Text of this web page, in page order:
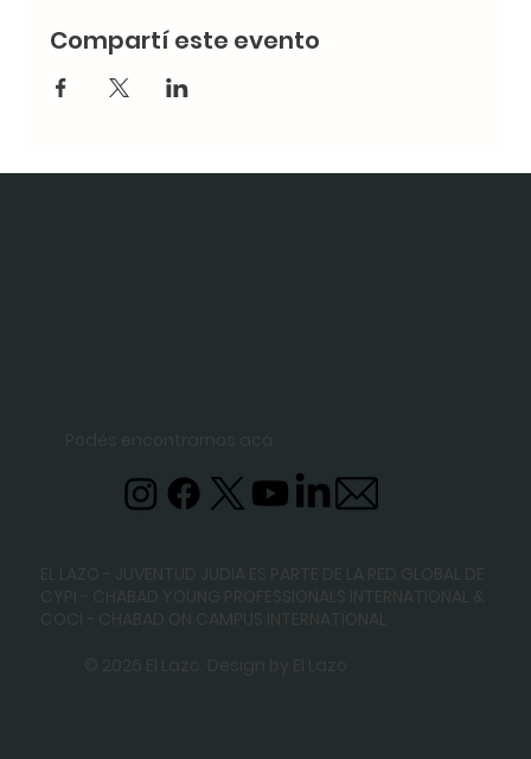
Compartí este evento
Podés encontrarnos acá:
© 2026 El Lazo. Design by El Lazo
EL LAZO - JUVENTUD JUDIA ES PARTE DE LA RED GLOBAL DE
CYPI - CHABAD YOUNG PROFESSIONALS INTERNATIONAL &
COCI - CHABAD ON CAMPUS INTERNATIONAL